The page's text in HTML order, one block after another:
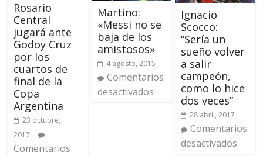
Rosario
Central
jugará ante
Godoy Cruz
por los
cuartos de
final de la
Copa
Argentina
23 octubre,
2017
Comentarios
Martino:
«Messi no se
baja de los
amistosos»
4 agosto, 2015
Comentarios
desactivados
Ignacio
Scocco:
“Sería un
sueño volver
a salir
campeón,
como lo hice
dos veces”
28 abril, 2017
Comentarios
desactivados